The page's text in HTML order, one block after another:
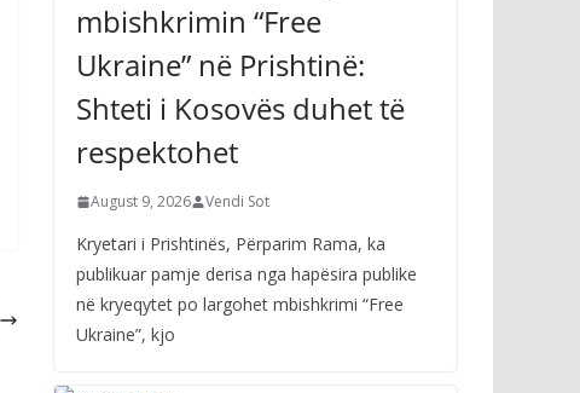
mbishkrimin “Free
Ukraine” në Prishtinë:
Shteti i Kosovës duhet të
respektohet
August 9, 2026 Vendi Sot
Kryetari i Prishtinës, Përparim Rama, ka
publikuar pamje derisa nga hapësira publike
në kryeqytet po largohet mbishkrimi “Free
Ukraine”, kjo